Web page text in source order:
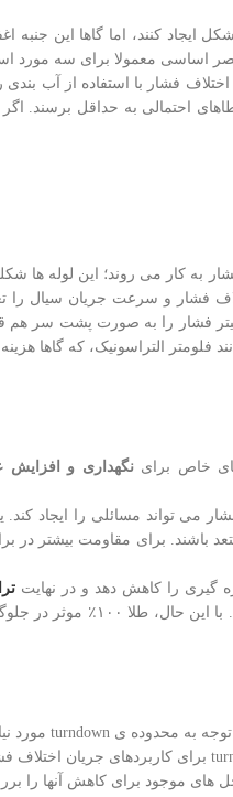
ایجاد کنند، اما گاها این
اساسی معمولا برای سه
فشار با استفاده از آب
احتمالی به حداقل برسند. اگر
فشار به کار می روند؛ این لوله
و سرعت جریان سیال را
فشار را به صورت پشت سر هم
مانند فلومتر التراسونیک، که
های خاص براینگهداری و افزایش
می تواند مسائلی را ایجاد
باشند. برای مقاومت بیشتر در
گیری را کاهش دهد و در نهایت
برای جلوگیری از نفوذ هیدروژن،
موجود برای کاهش آنها را